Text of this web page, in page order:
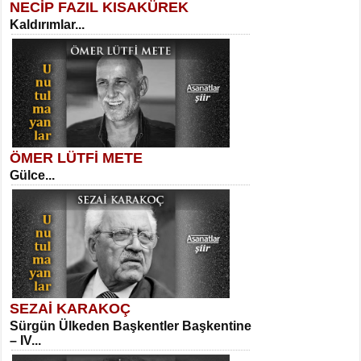
SELAHATTİN YILDIZ
İnsanın Zindanı...
MEHMET TAŞTAN
Vagon’da Bir Şairle...
SITKI CANEY
Oruçla Devrim ve Özgürlüğe…...
Sibel Orhan
İki Kırık Boşluk...
Meral Yağmur
Eski Bir Şiir...
Kadir Ünal
NECİP FAZIL KISAKÜREK
Kaldırımlar...
ÖMER LÜTFİ METE
Gülce...
SEZAİ KARAKOÇ
Sürgün Ülkeden Başkentler Başkentine
– IV...